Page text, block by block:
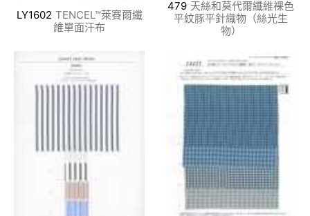
LY1602 TENCEL™萊賽爾纖
維單面汗布
479 天絲和莫代爾纖維裸色
平紋豚平針織物（絲光生
物）